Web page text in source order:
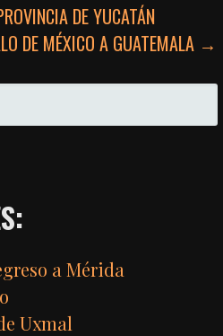
DE YUCATÁN
DE MÉXICO A GUATEMALA →
a Mérida
Uxmal